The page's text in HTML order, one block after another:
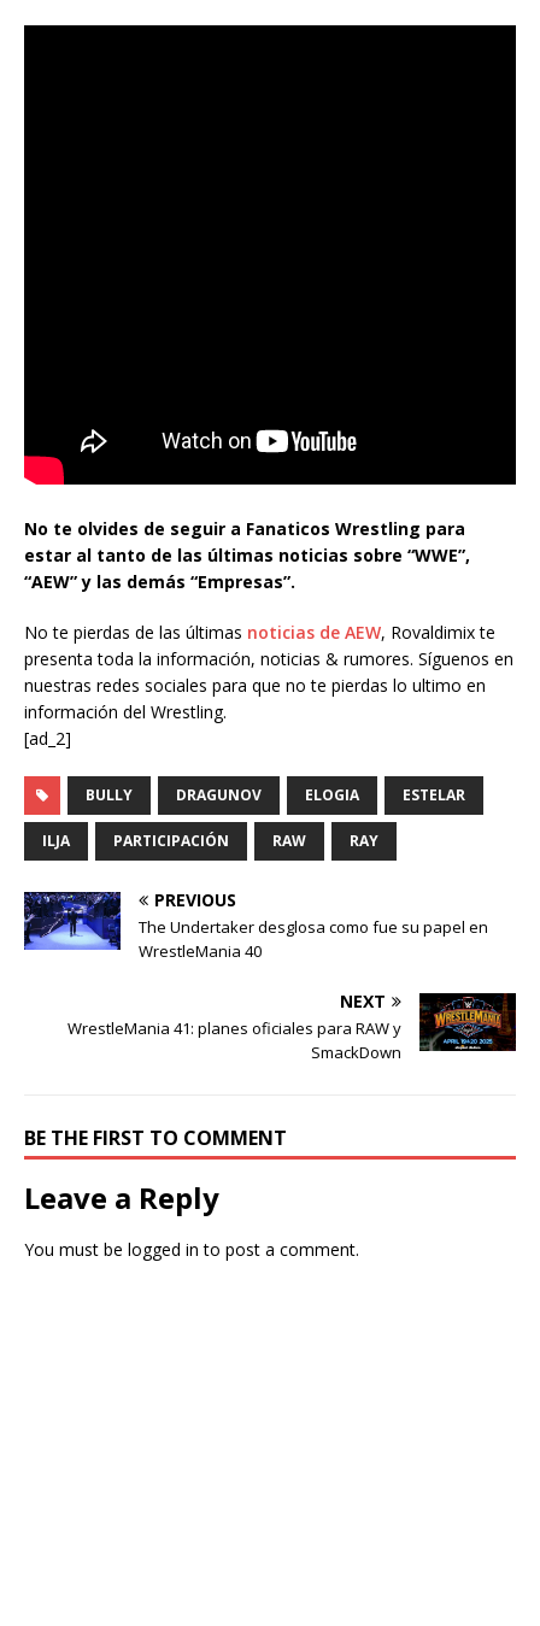
No te olvides de seguir a Fanaticos Wrestling para
estar al tanto de las últimas noticias sobre “WWE”,
“AEW” y las demás “Empresas”.
No te pierdas de las últimas noticias de AEW, Rovaldimix te
presenta toda la información, noticias & rumores. Síguenos en
nuestras redes sociales para que no te pierdas lo ultimo en
información del Wrestling.
[ad_2]
BULLY DRAGUNOV ELOGIA ESTELAR
ILJA PARTICIPACIÓN RAW RAY
PREVIOUS
The Undertaker desglosa como fue su papel en
WrestleMania 40
NEXT
WrestleMania 41: planes oficiales para RAW y
SmackDown
BE THE FIRST TO COMMENT
Leave a Reply
You must be logged in to post a comment.